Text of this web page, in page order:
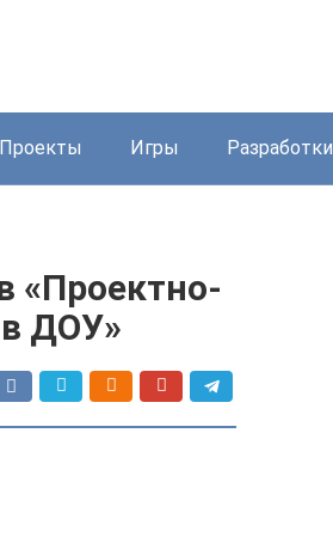
Проекты Игры Разработки
«Проектно-
ДОУ»